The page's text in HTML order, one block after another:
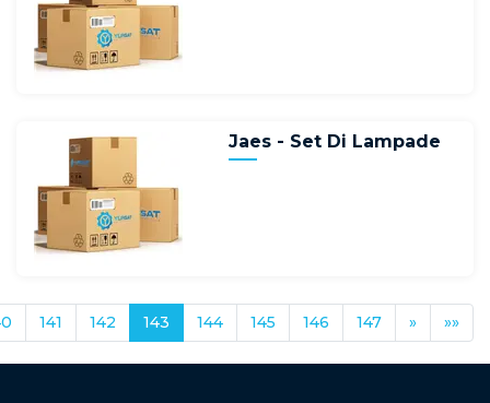
Jaes - Set Di Lampade
141 142 143 144 145 146 147 » »»